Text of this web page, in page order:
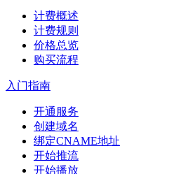
计费概述
计费规则
价格总览
购买流程
入门指南
开通服务
创建域名
绑定CNAME地址
开始推流
开始播放